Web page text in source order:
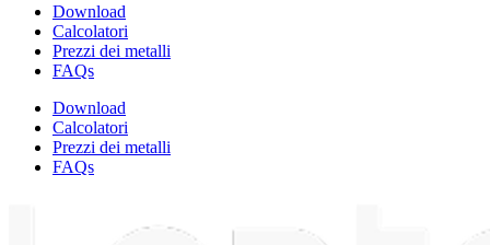
Download
Calcolatori
Prezzi dei metalli
FAQs
Download
Calcolatori
Prezzi dei metalli
FAQs